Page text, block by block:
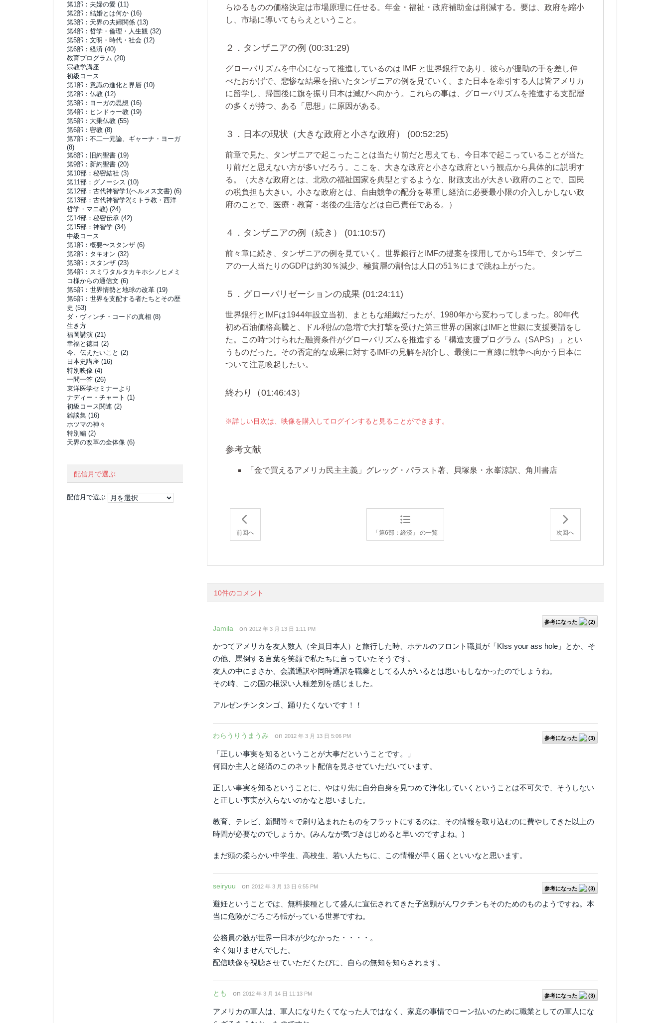
らゆるものの価格決定は市場原理に任せる。年金・福祉・政府補助金は削減する。要は、政府を縮小
し、市場に導いてもらえということ。
２．タンザニアの例 (00:31:29)
グローバリズムを中心になって推進しているのは IMF と世界銀行であり、彼らが援助の手を差し伸
べたおかげで、悲惨な結果を招いたタンザニアの例を見ていく。また日本を牽引する人は皆アメリカ
に留学し、帰国後に旗を振り日本は滅びへ向かう。これらの事は、グローバリズムを推進する支配層
の多くが持つ、ある「思想」に原因がある。
３．日本の現状（大きな政府と小さな政府） (00:52:25)
前章で見た、タンザニアで起こったことは当たり前だと思えても、今日本で起こっていることが当た
り前だと思えない方が多いだろう。ここを、大きな政府と小さな政府という観点から具体的に説明す
る。（大きな政府とは、北欧の福祉国家を典型とするような、財政支出が大きい政府のことで、国民
の税負担も大きい。小さな政府とは、自由競争の配分を尊重し経済に必要最小限の介入しかしない政
府のことで、医療・教育・老後の生活などは自己責任である。）
４．タンザニアの例（続き） (01:10:57)
前々章に続き、タンザニアの例を見ていく。世界銀行とIMFの提案を採用してから15年で、タンザニ
アの一人当たりのGDPは約30％減少、極貧層の割合は人口の51％にまで跳ね上がった。
５．グローバリゼーションの成果 (01:24:11)
世界銀行とIMFは1944年設立当初、まともな組織だったが、1980年から変わってしまった。80年代
初め石油価格高騰と、ドル利払の急増で大打撃を受けた第三世界の国家はIMFと世銀に支援要請をし
た。この時つけられた融資条件がグローバリズムを推進する「構造支援プログラム（SAPS）」とい
うものだった。その否定的な成果に対するIMFの見解を紹介し、最後に一直線に戦争へ向かう日本に
ついて注意喚起したい。
終わり（01:46:43）
※詳しい目次は、映像を購入してログインすると見ることができます。
参考文献
「金で買えるアメリカ民主主義」グレッグ・パラスト著、貝塚泉・永峯涼訳、角川書店
前回へ 「第6部：経済」 の一覧 次回へ
10件のコメント
参考になった (2)
Jamila on 2012 年 3 月 13 日 1:11 PM
かつてアメリカを友人数人（全員日本人）と旅行した時、ホテルのフロント職員が「KIss your ass hole」とか、そ
の他、罵倒する言葉を笑顔で私たちに言っていたそうです。
友人の中にまさか、会議通訳や同時通訳を職業としてる人がいるとは思いもしなかったのでしょうね。
その時、この国の根深い人種差別を感じました。
アルゼンチンタンゴ、踊りたくないです！！
参考になった (3)
わらうりうまうみ on 2012 年 3 月 13 日 5:06 PM
「正しい事実を知るということが大事だということです。」
何回か主人と経済のこのネット配信を見させていただいています。
正しい事実を知るということに、やはり先に自分自身を見つめて浄化していくということは不可欠で、そうしない
と正しい事実が入らないのかなと思いました。
教育、テレビ、新聞等々で刷り込まれたものをフラットにするのは、その情報を取り込むのに費やしてきた以上の
時間が必要なのでしょうか。(みんなが気づきはじめると早いのですよね。)
まだ頭の柔らかい中学生、高校生、若い人たちに、この情報が早く届くといいなと思います。
参考になった (3)
seiryuu on 2012 年 3 月 13 日 6:55 PM
避妊ということでは、無料接種として盛んに宣伝されてきた子宮頸がんワクチンもそのためのものようですね。本
当に危険がごろごろ転がっている世界ですね。
公務員の数が世界一日本が少なかった・・・・。
全く知りませんでした。
配信映像を視聴させていただくたびに、自らの無知を知らされます。
参考になった (3)
とも on 2012 年 3 月 14 日 11:13 PM
アメリカの軍人は、軍人になりたくてなった人ではなく、家庭の事情でローン払いのために職業としての軍人にな
第1部：夫婦の愛 (11)
第2部：結婚とは何か (16)
第3部：天界の夫婦関係 (13)
第4部：哲学・倫理・人生観 (32)
第5部：文明・時代・社会 (12)
第6部：経済 (40)
教育プログラム (20)
宗教学講座
初級コース
第1部：意識の進化と界層 (10)
第2部：仏教 (12)
第3部：ヨーガの思想 (16)
第4部：ヒンドゥー教 (19)
第5部：大乗仏教 (55)
第6部：密教 (8)
第7部：不二一元論、ギャーナ・ヨーガ
(8)
第8部：旧約聖書 (19)
第9部：新約聖書 (20)
第10部：秘密結社 (3)
第11部：グノーシス (10)
第12部：古代神智学1(ヘルメス文書) (6)
第13部：古代神智学2(ミトラ教・西洋
哲学・マニ教) (24)
第14部：秘密伝承 (42)
第15部：神智学 (34)
中級コース
第1部：概要〜スタンザ (6)
第2部：タキオン (32)
第3部：スタンザ (23)
第4部：スミワタルタカキホシノヒメミ
コ様からの通信文 (6)
第5部：世界情勢と地球の改革 (19)
第6部：世界を支配する者たちとその歴
史 (53)
ダ・ヴィンチ・コードの真相 (8)
生き方
福岡講演 (21)
幸福と徳目 (2)
今、伝えたいこと (2)
日本史講座 (16)
特別映像 (4)
一問一答 (26)
東洋医学セミナーより
ナディー・チャート (1)
初級コース関連 (2)
雑談集 (16)
ホツマの神々
特別編 (2)
天界の改革の全体像 (6)
配信月で選ぶ
配信月で選ぶ